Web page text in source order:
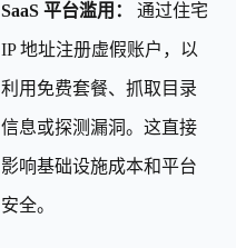
SaaS 平台滥用： 通过住宅
IP 地址注册虚假账户，以
利用免费套餐、抓取目录
信息或探测漏洞。这直接
影响基础设施成本和平台
安全。